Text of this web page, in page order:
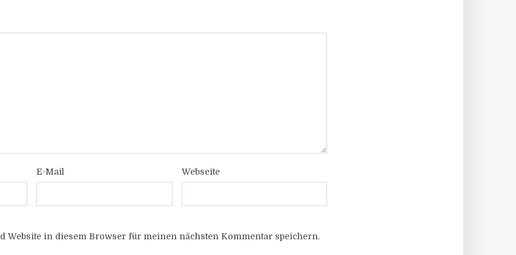
E-Mail Webseite
Website in diesem Browser für meinen nächsten Kommentar speichern.